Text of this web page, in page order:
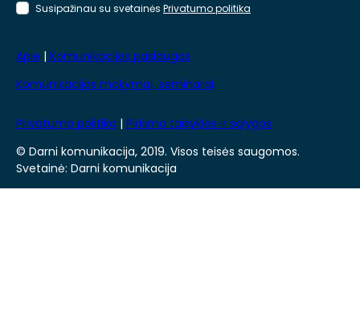
Susipažinau su svetainės Privatumo politika
Apie | Komunikacijos paslaugos
Komunikacijos mokymai, seminarai
Privatumo politika | Pirkimo taisyklės ir sąlygos
© Darni komunikacija, 2019. Visos teisės saugomos.
Svetainė: Darni komunikacija